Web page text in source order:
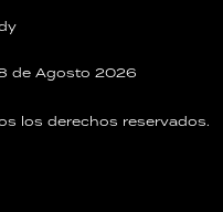
de Agosto 2026
los derechos reservados.